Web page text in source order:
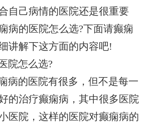
自己病情的医院还是很重要
病的医院怎么选?下面请癫痫
讲解下这方面的内容吧!
院怎么选?
病的医院有很多，但不是每一
的治疗癫痫病，其中很多医院
医院，这样的医院对癫痫病的